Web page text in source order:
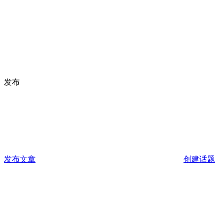
发布
发布文章 创建话题